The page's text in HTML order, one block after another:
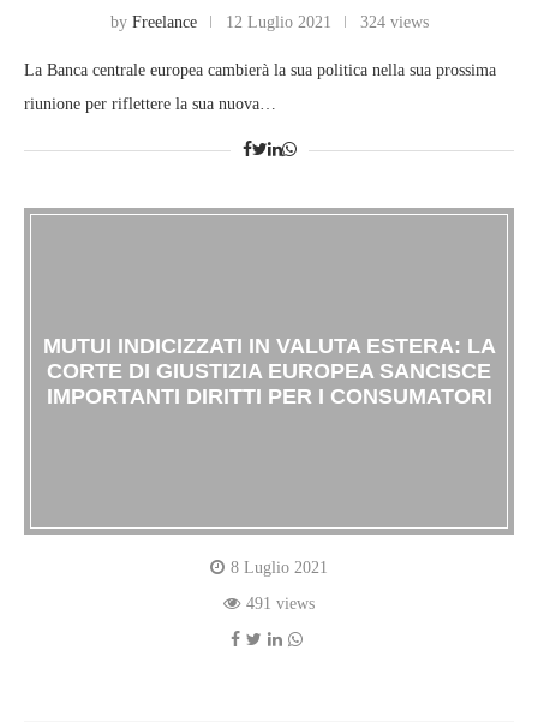
by Freelance 12 Luglio 2021 324 views
La Banca centrale europea cambierà la sua politica nella sua prossima
riunione per riflettere la sua nuova…
MUTUI INDICIZZATI IN VALUTA ESTERA: LA
CORTE DI GIUSTIZIA EUROPEA SANCISCE
IMPORTANTI DIRITTI PER I CONSUMATORI
8 Luglio 2021
491 views